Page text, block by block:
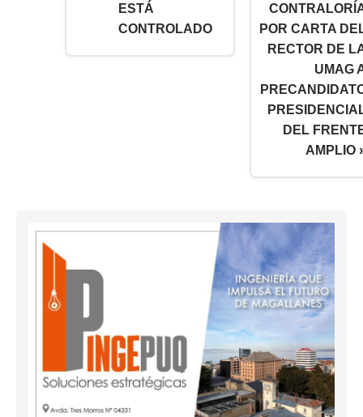
ESTÁ
CONTROLADO
POR CARTA
RECTOR DE
UMAG
DEL
AMPLIO